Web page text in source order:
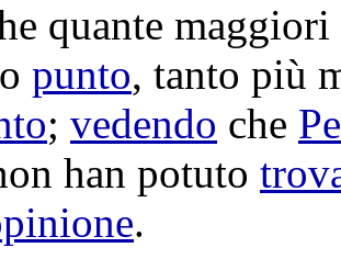
quante maggiori
punto, tanto più
; vedendo che
han potuto
.